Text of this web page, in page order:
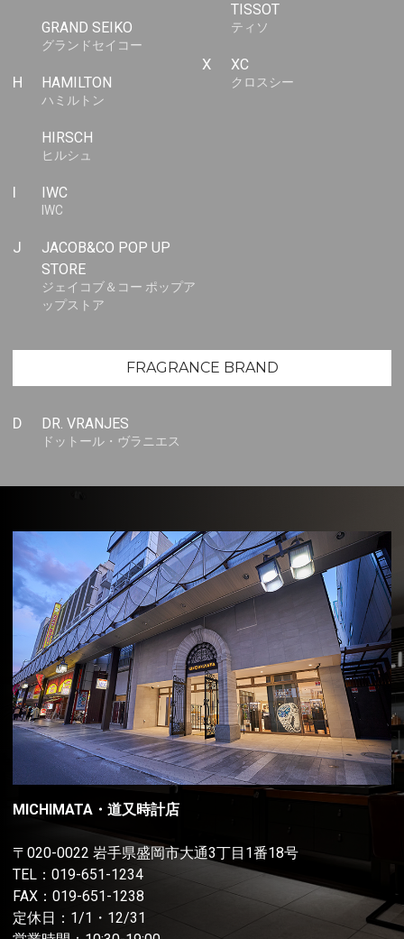
GRAND SEIKO
グランドセイコー
H HAMILTON
ハミルトン
HIRSCH
ヒルシュ
IWC
IWC
J
JACOB&CO POP UP
STORE
ジェイコブ＆コー ポップア
ップストア
TISSOT
ティソ
X XC
クロスシー
FRAGRANCE BRAND
D DR. VRANJES
ドットール・ヴラニエス
MICHIMATA・道又時計店
〒020-0022 岩手県盛岡市大通3丁目1番18号
TEL： 019-651-1234
FAX：019-651-1238
定休日：1/1・12/31